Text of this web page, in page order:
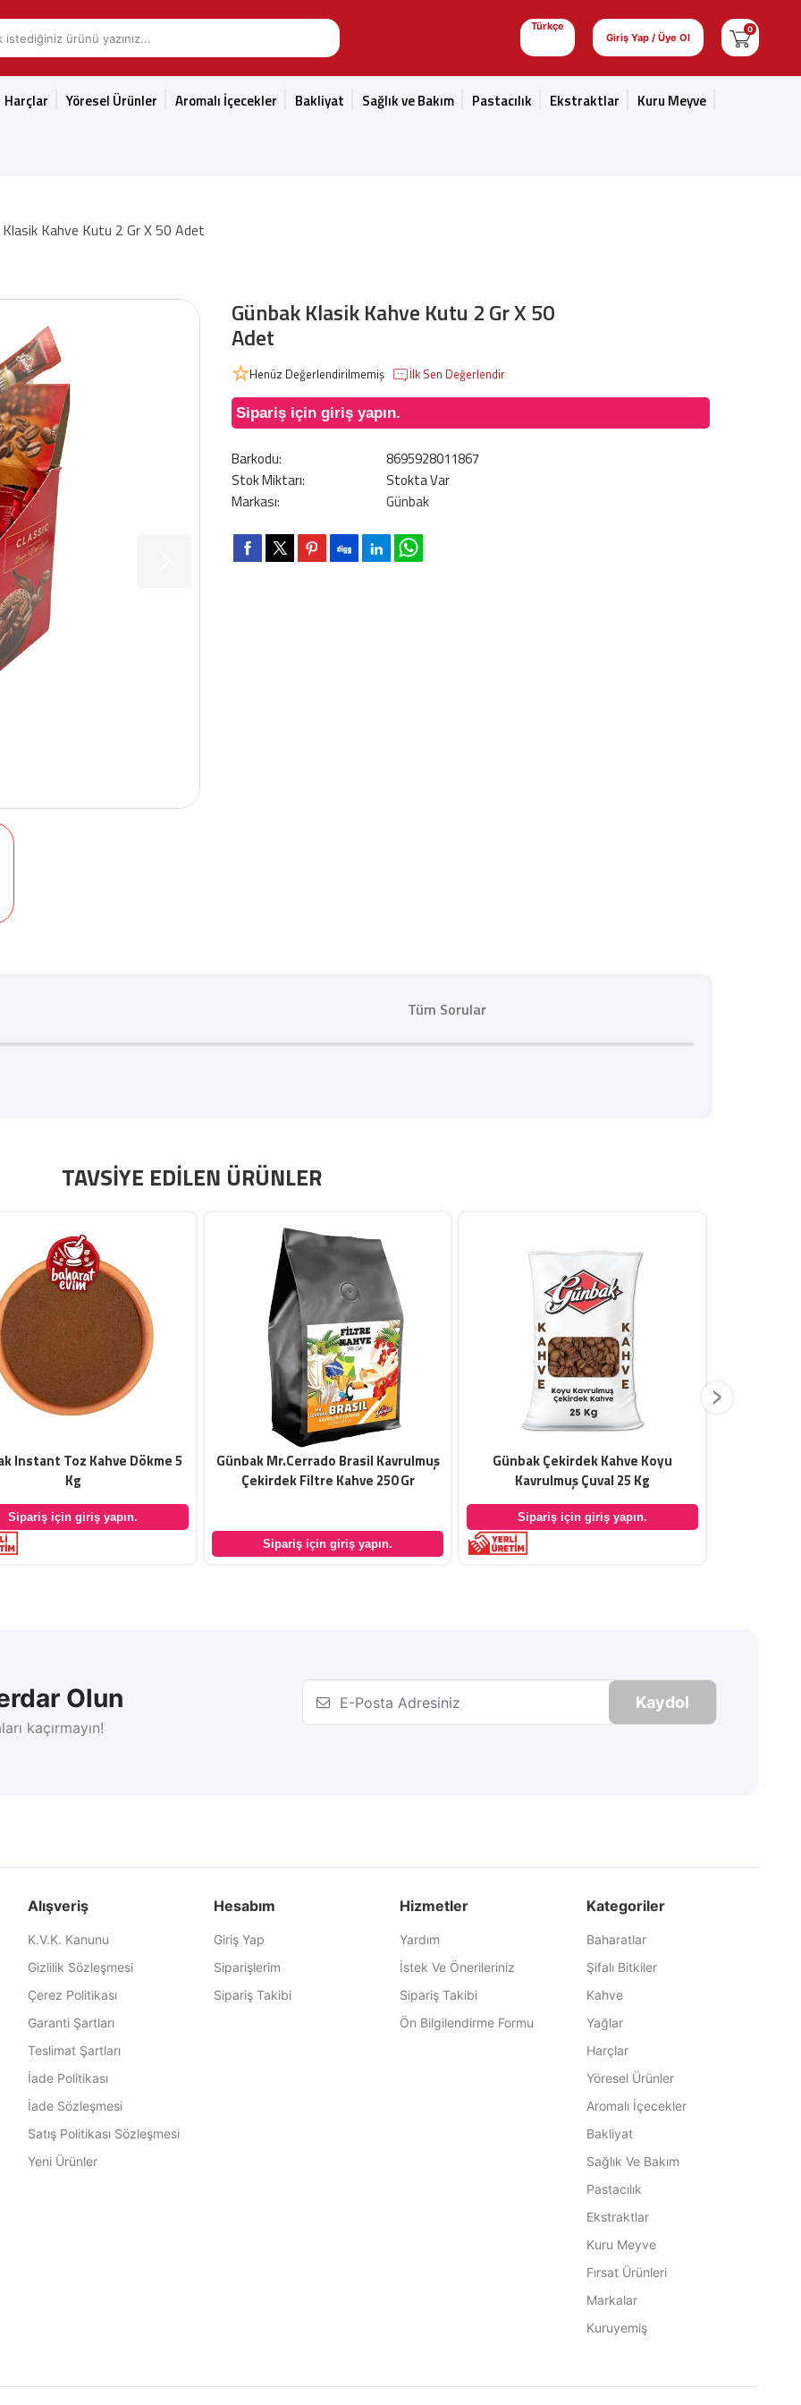
Türkçe
Giriş Yap / Üye Ol
0
Harçlar Yöresel Ürünler Aromalı İçecekler Bakliyat Sağlık ve Bakım Pastacılık Ekstraktlar Kuru Meyve
Klasik Kahve Kutu 2 Gr X 50 Adet
Günbak Klasik Kahve Kutu 2 Gr X 50
Adet
Henüz Değerlendirilmemiş İlk Sen Değerlendir
Sipariş için giriş yapın.
Barkodu:
8695928011867
Stok Miktarı:
Stokta Var
Markası:
Günbak
Tüm Sorular
TAVSIYE EDILEN ÜRÜNLER
Instant Toz Kahve Dökme 5
Kg
Sipariş için giriş yapın.
Günbak Mr.Cerrado Brasil Kavrulmuş
Çekirdek Filtre Kahve 250 Gr
Sipariş için giriş yapın.
Günbak Çekirdek Kahve Koyu
Kavrulmuş Çuval 25 Kg
Sipariş için giriş yapın.
›
Olun
kaçırmayın!
Kaydol
Alışveriş
K.V.K. Kanunu
Gizlilik Sözleşmesi
Çerez Politikası
Garanti Şartları
Teslimat Şartları
İade Politikası
İade Sözleşmesi
Satış Politikası Sözleşmesi
Yeni Ürünler
Hesabım
Giriş Yap
Siparişlerim
Sipariş Takibi
Hizmetler
Yardım
İstek Ve Önerileriniz
Sipariş Takibi
Ön Bilgilendirme Formu
Kategoriler
Baharatlar
Şifalı Bitkiler
Kahve
Yağlar
Harçlar
Yöresel Ürünler
Aromalı İçecekler
Bakliyat
Sağlık Ve Bakım
Pastacılık
Ekstraktlar
Kuru Meyve
Fırsat Ürünleri
Markalar
Kuruyemiş